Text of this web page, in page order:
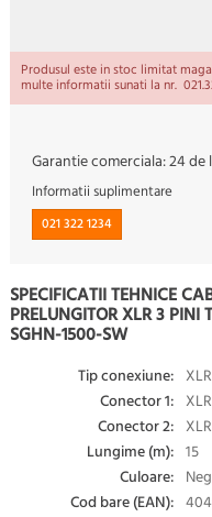
Produsul este in stoc limitat
multe informatii sunati la nr.
Garantie comerciala:24 de
Informatii suplimentare
021 322 1234
SPECIFICATII TEHNICE
PRELUNGITOR XLR 3 PINI
SGHN-1500-SW
Tip conexiune:
Conector 1:
Conector 2:
Lungime (m): 15
Culoare:
Cod bare (EAN):